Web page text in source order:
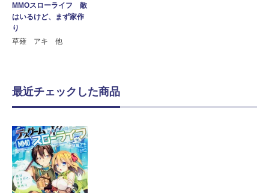
MMOスローライフ 敵
はいるけど、まず家作
り
草薙 アキ 他
最近チェックした商品